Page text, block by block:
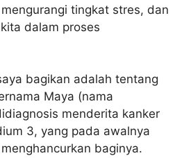
tingkat stres, dan
dalam proses
bagikan adalah tentang
Maya (nama
menderita kanker
3, yang pada awalnya
baginya.